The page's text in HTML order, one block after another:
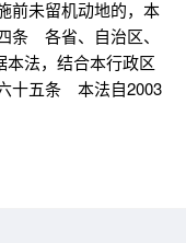
未留机动地的，本
各省、自治区、
本法，结合本行政区
十五条 本法自2003